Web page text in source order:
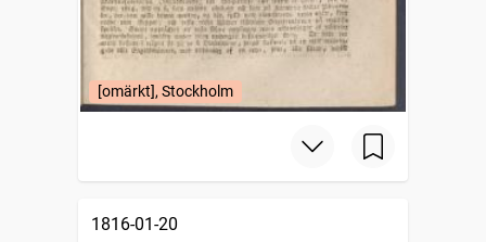
[omärkt], Stockholm
1816-01-20